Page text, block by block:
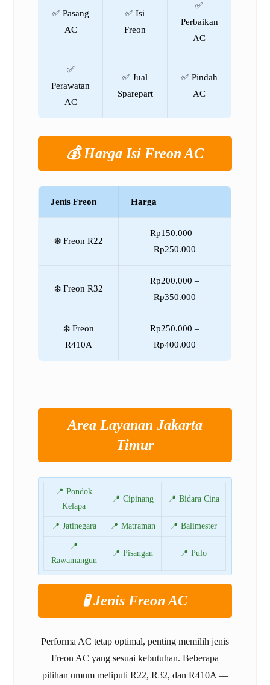
✅ Pasang
AC
✅ Isi
Freon
✅
Perbaikan
AC
✅
Perawatan
AC
✅ Jual
Sparepart
✅ Pindah
AC
💰 Harga Isi Freon AC
Jenis Freon Harga
❄️ Freon R22
Rp150.000 –
Rp250.000
❄️ Freon R32
Rp200.000 –
Rp350.000
❄️ Freon
R410A
Rp250.000 –
Rp400.000
Area Layanan Jakarta
Timur
📍 Pondok
Kelapa
📍 Cipinang 📍 Bidara Cina
📍 Jatinegara 📍 Matraman 📍 Balimester
📍
Rawamangun
📍 Pisangan 📍 Pulo
🧪 Jenis Freon AC
Performa AC tetap optimal, penting memilih jenis
Freon AC yang sesuai kebutuhan. Beberapa
pilihan umum meliputi R22, R32, dan R410A —